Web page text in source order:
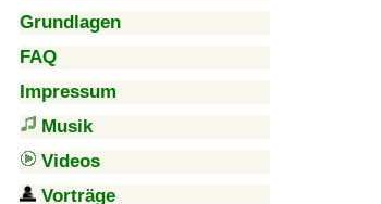
Grundlagen
FAQ
Impressum
Musik
Videos
Vorträge